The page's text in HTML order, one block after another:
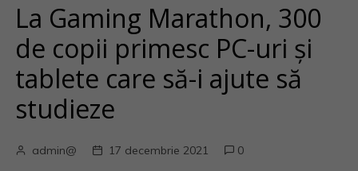
La Gaming Marathon, 300
de copii primesc PC-uri și
tablete care să-i ajute să
studieze
admin@ 17 decembrie 2021 0